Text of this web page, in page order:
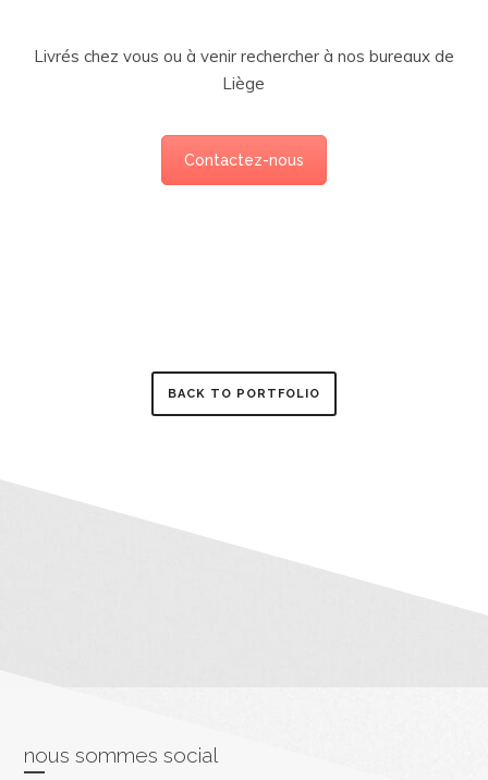
Livrés chez vous ou à venir rechercher à nos bureaux de
Liège
Contactez-nous
BACK TO PORTFOLIO
nous sommes social